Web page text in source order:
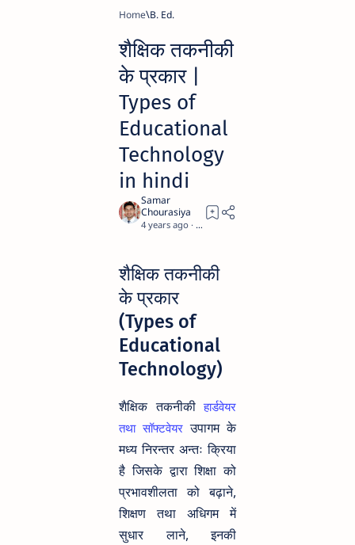
Home B. Ed.
शैक्षिक तकनीकी
के प्रकार |
Types of
Educational
Technology
in hindi
4 years ago 7
शैक्षिक तकनीकी
के प्रकार
(Types of
Educational
Technology)
शैक्षिक तकनीकीहार्डवेयर
तथा सॉफ्टवेयर उपागम के
मध्य निरन्तर अन्तः क्रिया
है जिसके द्वारा शिक्षा को
प्रभावशीलता को बढ़ाने,
शिक्षण तथा अधिगम में
सुधार लाने, इनकी